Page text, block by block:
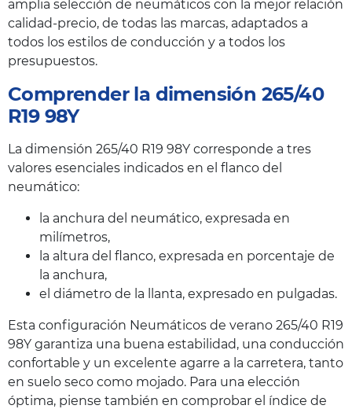
amplia selección de neumáticos con la mejor relación
calidad-precio, de todas las marcas, adaptados a
todos los estilos de conducción y a todos los
presupuestos.
Comprender la dimensión 265/40
R19 98Y
La dimensión 265/40 R19 98Y corresponde a tres
valores esenciales indicados en el flanco del
neumático:
la anchura del neumático, expresada en
milímetros,
la altura del flanco, expresada en porcentaje de
la anchura,
el diámetro de la llanta, expresado en pulgadas.
Esta configuración Neumáticos de verano 265/40 R19
98Y garantiza una buena estabilidad, una conducción
confortable y un excelente agarre a la carretera, tanto
en suelo seco como mojado. Para una elección
óptima, piense también en comprobar el índice de